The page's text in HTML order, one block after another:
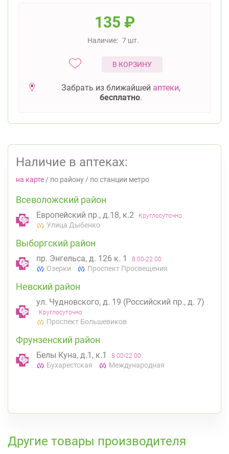
135 ₽
Наличие: 7 шт.
В КОРЗИНУ
Забрать из ближайшей аптеки,
бесплатно.
Наличие в аптеках:
на карте / по району / по станции метро
Всеволожский район
Европейский пр., д.18, к.2 Круглосуточно
Улица Дыбенко
Выборгский район
пр. Энгельса, д. 126 к. 1 8:00-22:00
Озерки Проспект Просвещения
Невский район
ул. Чудновского, д. 19 (Российский пр., д. 7)
Круглосуточно
Проспект Большевиков
Фрунзенский район
Белы Куна, д.1, к.1 8:00-22:00
Бухарестская Международная
Другие товары производителя